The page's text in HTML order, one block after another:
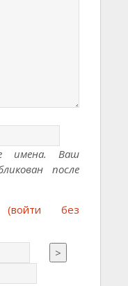
имена. Ваш
после
(войти без
>